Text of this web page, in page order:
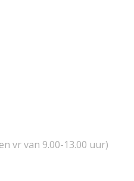
vr van 9.00-13.00 uur)